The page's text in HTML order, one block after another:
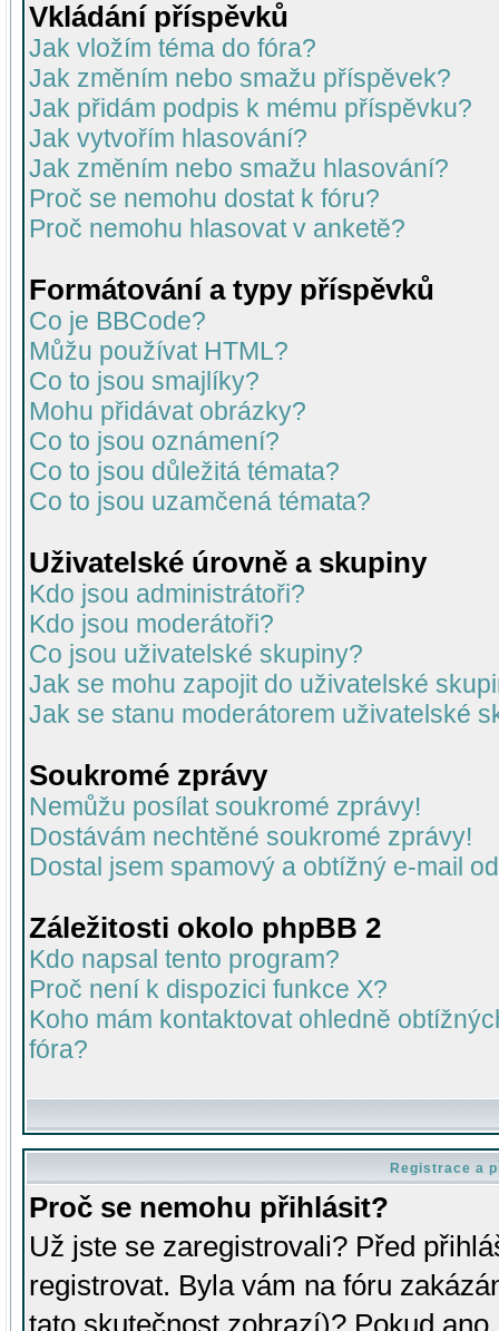
Vkládání příspěvků
Jak vložím téma do fóra?
Jak změním nebo smažu příspěvek?
Jak přidám podpis k mému příspěvku?
Jak vytvořím hlasování?
Jak změním nebo smažu hlasování?
Proč se nemohu dostat k fóru?
Proč nemohu hlasovat v anketě?
Formátování a typy příspěvků
Co je BBCode?
Můžu používat HTML?
Co to jsou smajlíky?
Mohu přidávat obrázky?
Co to jsou oznámení?
Co to jsou důležitá témata?
Co to jsou uzamčená témata?
Uživatelské úrovně a skupiny
Kdo jsou administrátoři?
Kdo jsou moderátoři?
Co jsou uživatelské skupiny?
Jak se mohu zapojit do uživatelské
Jak se stanu moderátorem uživatelské
Soukromé zprávy
Nemůžu posílat soukromé zprávy!
Dostávám nechtěné soukromé zprávy!
Dostal jsem spamový a obtížný e-mail
Záležitosti okolo phpBB 2
Kdo napsal tento program?
Proč není k dispozici funkce X?
Koho mám kontaktovat ohledně
fóra?
Registrace a
Proč se nemohu přihlásit?
Už jste se zaregistrovali? Před
registrovat. Byla vám na fóru
tato skutečnost zobrazí)? Pokud